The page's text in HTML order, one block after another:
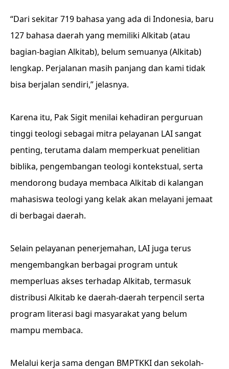
“Dari sekitar 719 bahasa yang ada di Indonesia, baru
127 bahasa daerah yang memiliki Alkitab (atau
bagian-bagian Alkitab), belum semuanya (Alkitab)
lengkap. Perjalanan masih panjang dan kami tidak
bisa berjalan sendiri,” jelasnya.
Karena itu, Pak Sigit menilai kehadiran perguruan
tinggi teologi sebagai mitra pelayanan LAI sangat
penting, terutama dalam memperkuat penelitian
biblika, pengembangan teologi kontekstual, serta
mendorong budaya membaca Alkitab di kalangan
mahasiswa teologi yang kelak akan melayani jemaat
di berbagai daerah.
Selain pelayanan penerjemahan, LAI juga terus
mengembangkan berbagai program untuk
memperluas akses terhadap Alkitab, termasuk
distribusi Alkitab ke daerah-daerah terpencil serta
program literasi bagi masyarakat yang belum
mampu membaca.
Melalui kerja sama dengan BMPTKKI dan sekolah-